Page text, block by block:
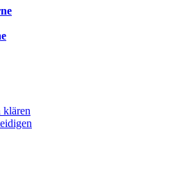
klären